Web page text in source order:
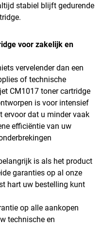
stabiel blijft gedurende
voor zakelijk en
vervelender dan een
of technische
CM1017 toner cartridge
is voor intensief
ervoor dat u minder vaak
efficiëntie van uw
is als het product
garanties op al onze
hart uw bestelling kunt
op alle aankopen
technische en